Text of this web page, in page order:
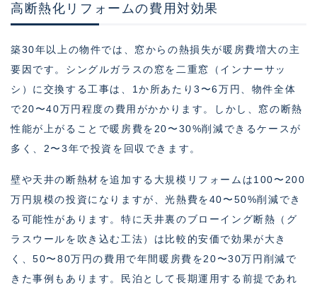
高断熱化リフォームの費用対効果
築30年以上の物件では、窓からの熱損失が暖房費増大の主
要因です。シングルガラスの窓を二重窓（インナーサッ
シ）に交換する工事は、1か所あたり3〜6万円、物件全体
で20〜40万円程度の費用がかかります。しかし、窓の断熱
性能が上がることで暖房費を20〜30%削減できるケースが
多く、2〜3年で投資を回収できます。
壁や天井の断熱材を追加する大規模リフォームは100〜200
万円規模の投資になりますが、光熱費を40〜50%削減でき
る可能性があります。特に天井裏のブローイング断熱（グ
ラスウールを吹き込む工法）は比較的安価で効果が大き
く、50〜80万円の費用で年間暖房費を20〜30万円削減で
きた事例もあります。民泊として長期運用する前提であれ